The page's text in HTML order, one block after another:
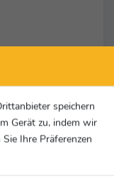
speichern
Gerät zu, indem wir
Ihre Präferenzen